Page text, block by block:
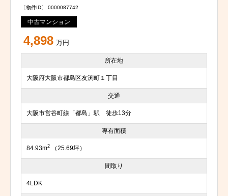
〔物件ID〕 0000087742
中古マンション
4,898 万円
所在地
大阪府大阪市都島区友渕町１丁目
交通
大阪市営谷町線「都島」駅 徒歩13分
専有面積
84.93m2 （25.69坪）
間取り
4LDK